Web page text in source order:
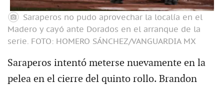
Saraperos no pudo aprovechar la localía en el
Madero y cayó ante Dorados en el arranque de la
serie. FOTO: HOMERO SÁNCHEZ/VANGUARDIA MX
Saraperos intentó meterse nuevamente en la
pelea en el cierre del quinto rollo. Brandon